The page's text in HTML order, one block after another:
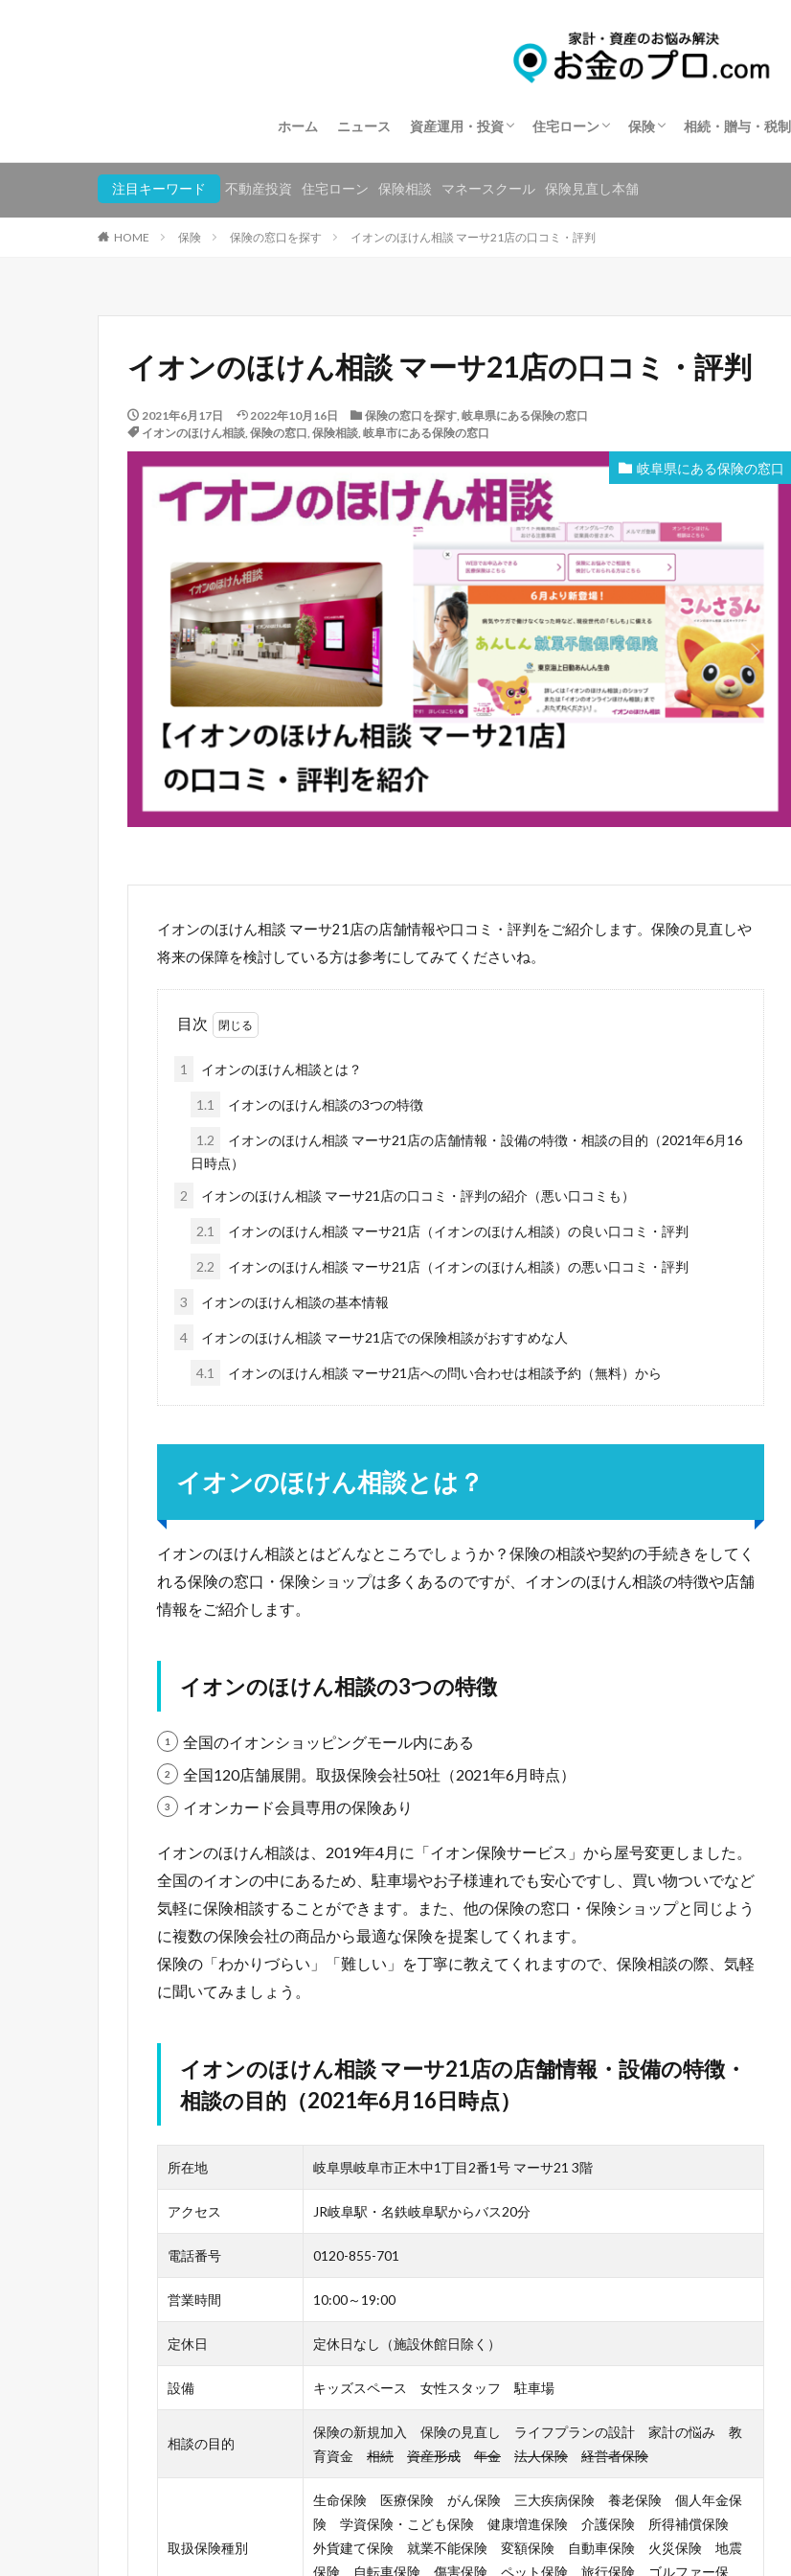
ホーム ニュース 資産運用・投資
不動産投資
住宅ローン
住宅ローン相談
住宅ローンの相談窓口を探す
保険
保険相談
保険の窓口を探す
共済の相談窓口を探す
相続・贈与・税制
注目キーワード 不動産投資 住宅ローン 保険相談 マネースクール 保険見直し本舗
HOME 保険 保険の窓口を探す イオンのほけん相談 マーサ21店の口コミ・評判
イオンのほけん相談 マーサ21店の口コミ・評判
2021年6月17日 2022年10月16日 保険の窓口を探す, 岐阜県にある保険の窓口
イオンのほけん相談, 保険の窓口, 保険相談, 岐阜市にある保険の窓口
岐阜県にある保険の窓口
イオンのほけん相談 マーサ21店の店舗情報や口コミ・評判をご紹介します。保険の見直しや
将来の保障を検討している方は参考にしてみてくださいね。
目次
1 イオンのほけん相談とは？
1.1 イオンのほけん相談の3つの特徴
1.2
イオンのほけん相談 マーサ21店の店舗情報・設備の特徴・相談の目的（2021年6月16
日時点）
2
イオンのほけん相談 マーサ21店の口コミ・評判の紹介（悪い口コミも）
2.1 イオンのほけん相談 マーサ21店（イオンのほけん相談）の良い口コミ・評判
2.2 イオンのほけん相談 マーサ21店（イオンのほけん相談）の悪い口コミ・評判
3 イオンのほけん相談の基本情報
4 イオンのほけん相談 マーサ21店での保険相談がおすすめな人
4.1 イオンのほけん相談 マーサ21店への問い合わせは相談予約（無料）から
イオンのほけん相談とは？
イオンのほけん相談とはどんなところでしょうか？保険の相談や契約の手続きをしてく
れる保険の窓口・保険ショップは多くあるのですが、イオンのほけん相談の特徴や店舗
情報をご紹介します。
イオンのほけん相談の3つの特徴
全国のイオンショッピングモール内にある
全国120店舗展開。取扱保険会社50社（2021年6月時点）
イオンカード会員専用の保険あり
イオンのほけん相談は、2019年4月に「イオン保険サービス」から屋号変更しました。
全国のイオンの中にあるため、駐車場やお子様連れでも安心ですし、買い物ついでなど
気軽に保険相談することができます。また、他の保険の窓口・保険ショップと同じよう
に複数の保険会社の商品から最適な保険を提案してくれます。
保険の「わかりづらい」「難しい」を丁寧に教えてくれますので、保険相談の際、気軽
に聞いてみましょう。
イオンのほけん相談 マーサ21店の店舗情報・設備の特徴・
相談の目的（2021年6月16日時点）
所在地 岐阜県岐阜市正木中1丁目2番1号 マーサ21 3階
アクセス JR岐阜駅・名鉄岐阜駅からバス20分
電話番号 0120-855-701
営業時間 10:00～19:00
定休日 定休日なし（施設休館日除く）
設備 キッズスペース 女性スタッフ 駐車場
相談の目的
保険の新規加入 保険の見直し ライフプランの設計 家計の悩み 教
育資金 相続 資産形成 年金 法人保険 経営者保険
取扱保険種別
生命保険 医療保険 がん保険 三大疾病保険 養老保険 個人年金保
険 学資保険・こども保険 健康増進保険 介護保険 所得補償保険
外貨建て保険 就業不能保険 変額保険 自動車保険 火災保険 地震
保険 自転車保険 傷害保険 ペット保険 旅行保険 ゴルファー保